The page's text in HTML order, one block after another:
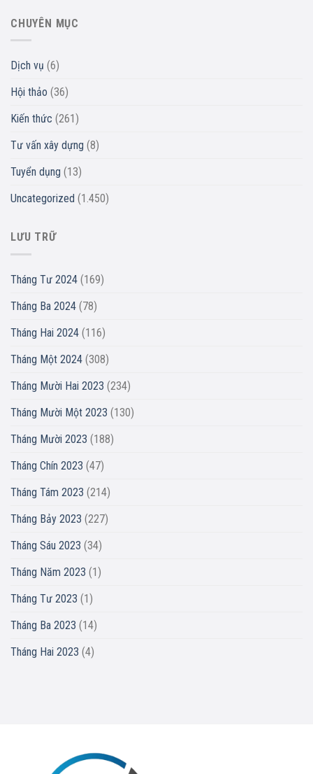
CHUYÊN MỤC
Dịch vụ (6)
Hội thảo (36)
Kiến thức (261)
Tư vấn xây dựng (8)
Tuyển dụng (13)
Uncategorized (1.450)
LƯU TRỮ
Tháng Tư 2024 (169)
Tháng Ba 2024 (78)
Tháng Hai 2024 (116)
Tháng Một 2024 (308)
Tháng Mười Hai 2023 (234)
Tháng Mười Một 2023 (130)
Tháng Mười 2023 (188)
Tháng Chín 2023 (47)
Tháng Tám 2023 (214)
Tháng Bảy 2023 (227)
Tháng Sáu 2023 (34)
Tháng Năm 2023 (1)
Tháng Tư 2023 (1)
Tháng Ba 2023 (14)
Tháng Hai 2023 (4)